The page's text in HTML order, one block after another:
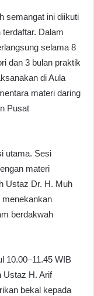
semangat ini diikuti
Dalam
selama 8
dan 3 bulan praktik
di Aula
materi daring
Pusat
utama. Sesi
materi
Ustaz Dr. H. Muh
menekankan
berdakwah
10.00–11.45 WIB
Ustaz H. Arif
bekal kepada